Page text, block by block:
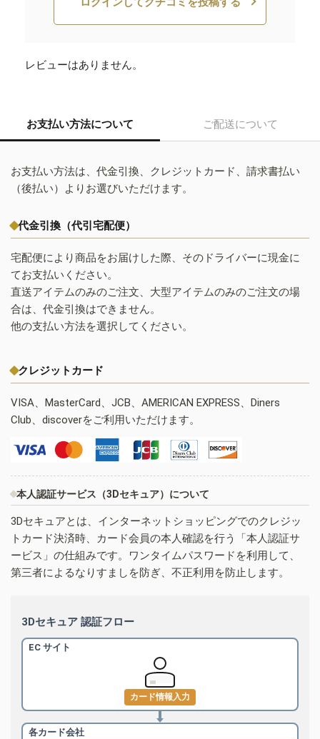
レビューはありません。
お支払い方法について ご配送について
お支払い方法は、代金引換、クレジットカード、請求書払い
（後払い）よりお選びいただけます。
代金引換（代引宅配便）
宅配便により商品をお届けした際、そのドライバーに現金に
てお支払いください。
直送アイテムのみのご注文、大型アイテムのみのご注文の場
合は、代金引換はできません。
他の支払い方法を選択してください。
クレジットカード
VISA、MasterCard、JCB、AMERICAN EXPRESS、Diners
Club、discoverをご利用いただけます。
本人認証サービス（3Dセキュア）について
3Dセキュアとは、インターネットショッピングでのクレジッ
トカード決済時、カード会員の本人確認を行う「本人認証サ
ービス」の仕組みです。ワンタイムパスワードを利用して、
第三者によるなりすましを防ぎ、不正利用を防止します。
3Dセキュア 認証フロー
EC サイト
カード情報入力
各カード会社